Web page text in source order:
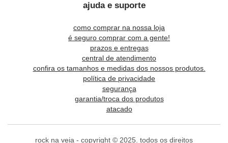
ajuda e suporte
como comprar na nossa loja
é seguro comprar com a gente!
prazos e entregas
central de atendimento
confira os tamanhos e medidas dos nossos produtos.
política de privacidade
segurança
garantia/troca dos produtos
atacado
rock na veia - copyright © 2025. todos os direitos